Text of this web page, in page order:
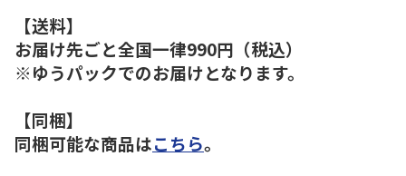
【送料】
お届け先ごと全国一律990円（税込）
※ゆうパックでのお届けとなります。
【同梱】
同梱可能な商品はこちら。